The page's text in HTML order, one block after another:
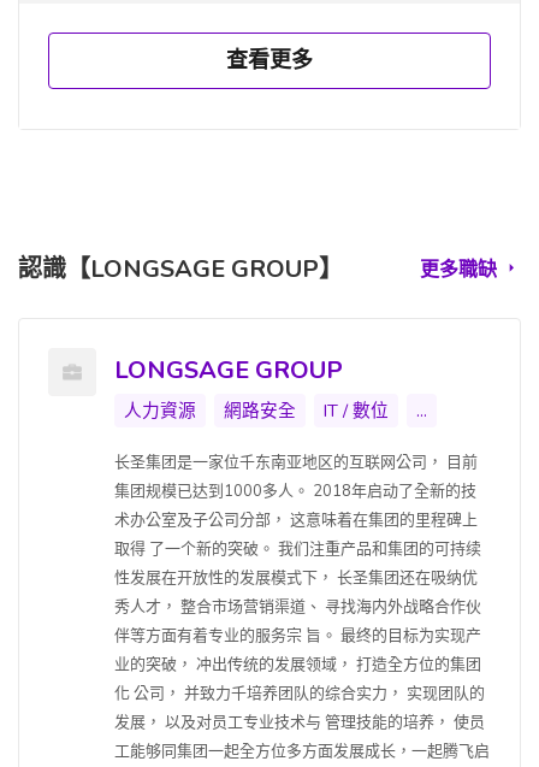
查看更多
認識【LONGSAGE GROUP】 更多職缺
LONGSAGE GROUP
人力資源 網路安全 IT / 數位 ...
长圣集团是一家位千东南亚地区的互联网公司， 目前
集团规模已达到1000多人。 2018年启动了全新的技
术办公室及子公司分部， 这意味着在集团的里程碑上
取得 了一个新的突破。 我们注重产品和集团的可持续
性发展在开放性的发展模式下， 长圣集团还在吸纳优
秀人才， 整合市场营销渠道、 寻找海内外战略合作伙
伴等方面有着专业的服务宗 旨。 最终的目标为实现产
业的突破， 冲出传统的发展领域， 打造全方位的集团
化 公司， 并致力千培养团队的综合实力， 实现团队的
发展， 以及对员工专业技术与 管理技能的培养， 使员
工能够同集团一起全方位多方面发展成长，一起腾飞启